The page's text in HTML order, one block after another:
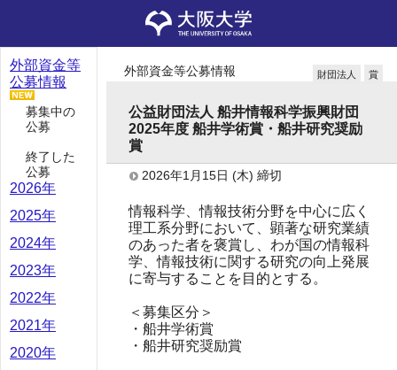
外部資金等
公募情報
募集中の
公募
終了した
公募
2026年
2025年
2024年
2023年
2022年
2021年
2020年
外部資金等公募情報 財団法人 賞
公益財団法人 船井情報科学振興財団
2025年度 船井学術賞・船井研究奨励
賞
2026年1月15日 (木) 締切
情報科学、情報技術分野を中心に広く
理工系分野において、顕著な研究業績
のあった者を褒賞し、わが国の情報科
学、情報技術に関する研究の向上発展
に寄与することを目的とする。
＜募集区分＞
・船井学術賞
・船井研究奨励賞